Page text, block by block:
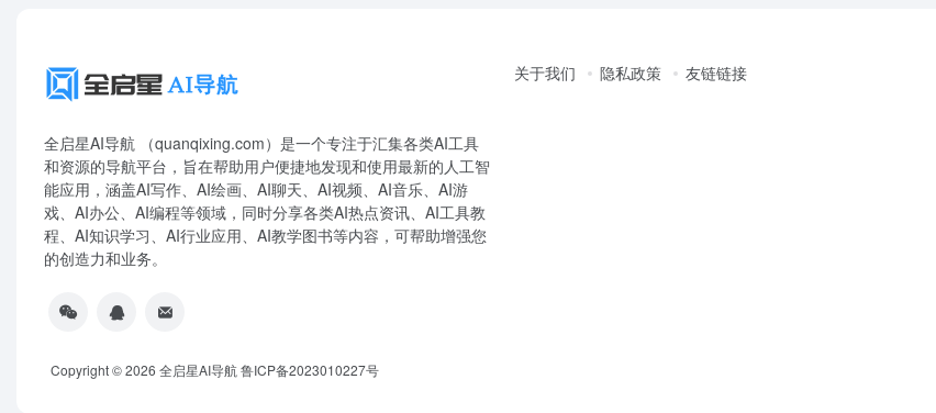
全启星AI导航 （quanqixing.com）是一个专注于汇集各类AI工具
和资源的导航平台，旨在帮助用户便捷地发现和使用最新的人工智
能应用，涵盖AI写作、AI绘画、AI聊天、AI视频、AI音乐、AI游
戏、AI办公、AI编程等领域，同时分享各类AI热点资讯、AI工具教
程、AI知识学习、AI行业应用、AI教学图书等内容，可帮助增强您
的创造力和业务。
关于我们 隐私政策 友链链接
Copyright © 2026 全启星AI导航鲁ICP备2023010227号